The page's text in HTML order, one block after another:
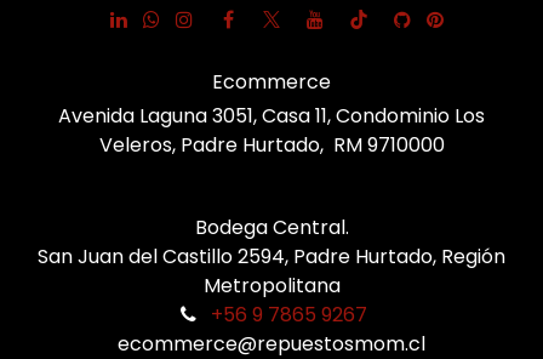
Ecommerce
Avenida Laguna 3051, Casa 11, Condominio Los
Veleros, Padre Hurtado, RM 9710000
Bodega Central.
San Juan del Castillo 2594, Padre Hurtado, Región
Metropolitana
+56 9 7865 9267
ecommerce@repuestosmom.cl